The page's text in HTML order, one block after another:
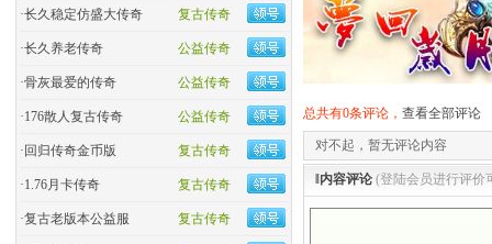
复古传奇
·长久稳定仿盛大传奇
公益传奇
·长久养老传奇
公益传奇
·骨灰最爱的传奇
公益传奇
·176散人复古传奇
复古传奇
· 回归传奇金币版
复古传奇
·1.76月卡传奇
复古传奇
·复古老版本公益服
总共有0条评论， 查看全部评论
对不起，暂无评论内容
‖内容评论 (登陆会员进行评价